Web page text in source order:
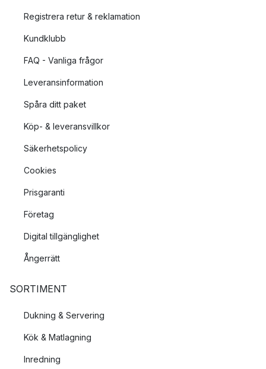
Registrera retur & reklamation
Kundklubb
FAQ - Vanliga frågor
Leveransinformation
Spåra ditt paket
Köp- & leveransvillkor
Säkerhetspolicy
Cookies
Prisgaranti
Företag
Digital tillgänglighet
Ångerrätt
SORTIMENT
Dukning & Servering
Kök & Matlagning
Inredning